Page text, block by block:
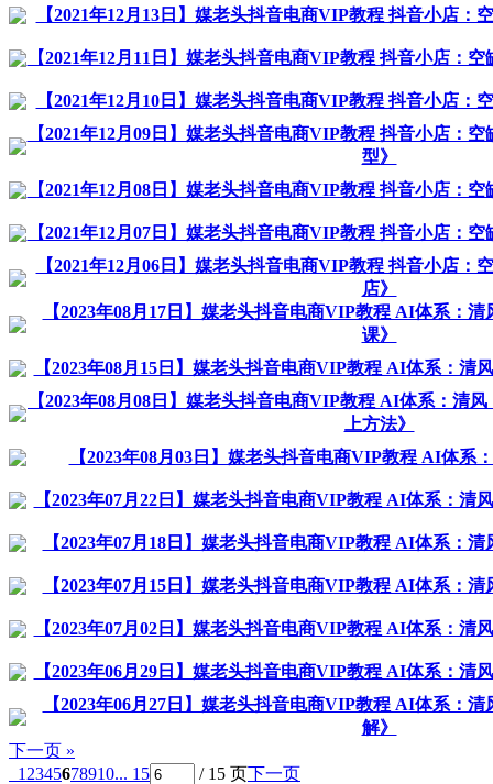
【2021年12月13日】媒老头抖音电商VIP教程 抖音小店：
【2021年12月11日】媒老头抖音电商VIP教程 抖音小店：
【2021年12月10日】媒老头抖音电商VIP教程 抖音小店：
【2021年12月09日】媒老头抖音电商VIP教程 抖音小店：
型》
【2021年12月08日】媒老头抖音电商VIP教程 抖音小店：
【2021年12月07日】媒老头抖音电商VIP教程 抖音小店：
【2021年12月06日】媒老头抖音电商VIP教程 抖音小店：
店》
【2023年08月17日】媒老头抖音电商VIP教程 AI体系：
课》
【2023年08月15日】媒老头抖音电商VIP教程 AI体系：清
【2023年08月08日】媒老头抖音电商VIP教程 AI体系：清
上方法》
【2023年08月03日】媒老头抖音电商VIP教程 AI体系
【2023年07月22日】媒老头抖音电商VIP教程 AI体系：清
【2023年07月18日】媒老头抖音电商VIP教程 AI体系：
【2023年07月15日】媒老头抖音电商VIP教程 AI体系：
【2023年07月02日】媒老头抖音电商VIP教程 AI体系：清
【2023年06月29日】媒老头抖音电商VIP教程 AI体系：清
【2023年06月27日】媒老头抖音电商VIP教程 AI体系：
解》
下一页 »
1 2345678910... 15 / 15 页下一页